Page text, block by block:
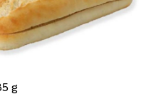
g